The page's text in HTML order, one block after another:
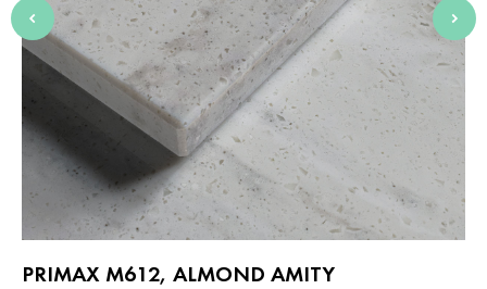
PRIMAX M612, ALMOND AMITY